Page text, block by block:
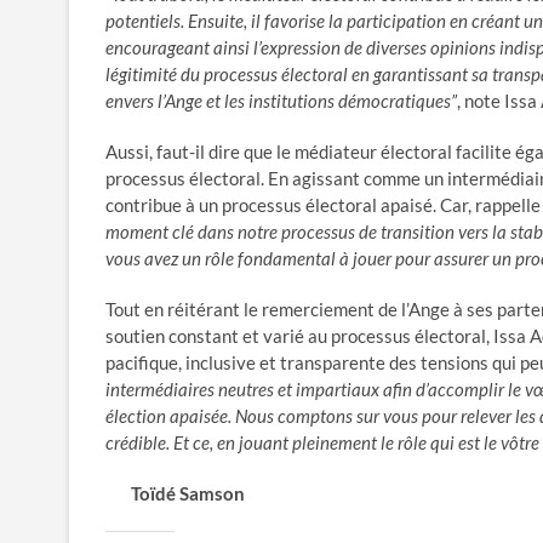
potentiels. Ensuite, il favorise la participation en créant
encourageant ainsi l’expression de diverses opinions
légitimité du processus électoral en garantissant sa
envers l’Ange et les institutions démocratiques”, note Issa
Aussi, faut-il dire que le médiateur électoral facilite
processus électoral. En agissant comme un
contribue à un processus électoral apaisé. Car,
moment clé dans notre processus de transition vers la
vous avez un rôle fondamental à jouer pour assurer un
Tout en réitérant le remerciement de l’Ange à ses
soutien constant et varié au processus électoral,
pacifique, inclusive et transparente des tensions qui
intermédiaires neutres et impartiaux afin d’accomplir le
élection apaisée. Nous comptons sur vous pour relever
crédible. Et ce, en jouant pleinement le rôle qui est le
Toïdé Samson